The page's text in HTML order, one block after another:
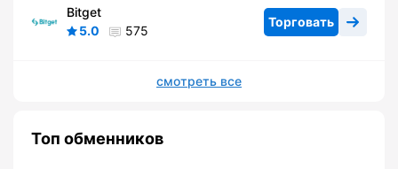
Bitget
5.0
575
Торговать
смотреть все
Топ обменников